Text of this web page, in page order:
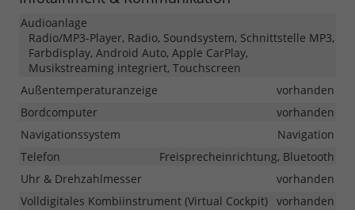
Audioanlage
Radio/MP3-Player, Radio, Soundsystem, Schnittstelle MP3,
Farbdisplay, Android Auto, Apple CarPlay,
Musikstreaming integriert, Touchscreen
Außentemperaturanzeige
vorhanden
Bordcomputer
vorhanden
Navigationssystem
Navigation
Telefon
Freisprecheinrichtung, Bluetooth
Uhr & Drehzahlmesser
vorhanden
Volldigitales Kombiinstrument (Virtual Cockpit) vorhanden